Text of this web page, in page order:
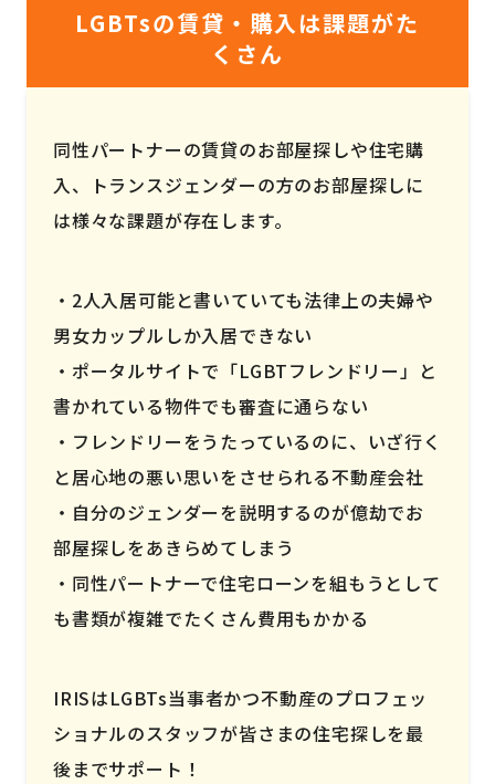
LGBTsの賃貸・購入は課題がた
くさん
同性パートナーの賃貸のお部屋探しや住宅購
入、トランスジェンダーの方のお部屋探しに
は様々な課題が存在します。
2人入居可能と書いていても法律上の夫婦や
男女カップルしか入居できない
ポータルサイトで「LGBTフレンドリー」と
書かれている物件でも審査に通らない
フレンドリーをうたっているのに、いざ行く
と居心地の悪い思いをさせられる不動産会社
自分のジェンダーを説明するのが億劫でお
部屋探しをあきらめてしまう
同性パートナーで住宅ローンを組もうとして
も書類が複雑でたくさん費用もかかる
IRISはLGBTs当事者かつ不動産のプロフェッ
ショナルのスタッフが皆さまの住宅探しを最
後までサポート！